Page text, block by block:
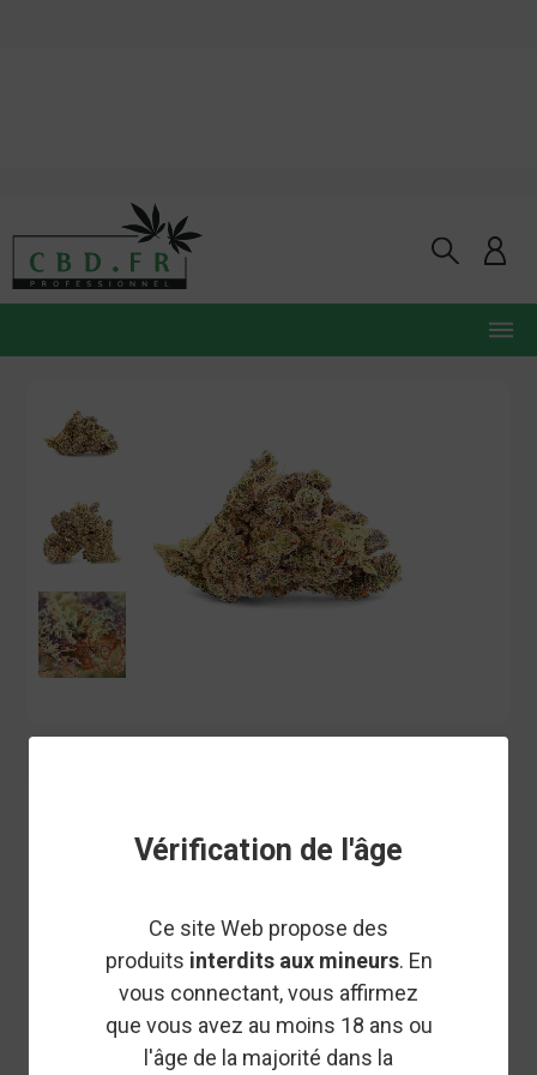
Vérification de l'âge
Ce site Web propose des
produits interdits aux mineurs. En
vous connectant, vous affirmez
que vous avez au moins 18 ans ou
l'âge de la majorité dans la
DURBAN POISON - FLEUR DE
La Durban Poison CBD est une fleur légendaire, prisée pour
son goût unique en vaporisation et ses effets puissants. Son
arôme naturellement similaire à celui d'un bonbon, agrémenté
d'une pointe d'agrumes, ravira tous les amateurs de CBD.